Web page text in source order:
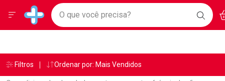
Drogarias Pacheco
Baixe nosso APP e aproveite Ofertas Exclusivas!
BAIXE
O APP
Ir direto para a home
pela página
Ir direto para o conteúdo
Ir direto para a busca
Ir direto para a ajuda
Ir direto para a notificações
Faça a sua busca
O que você precisa?
Menu
Breadcrumb
Drogarias Pacheco Condicionador
Âncoras
Filtros Ordenar por: Mais Vendidos